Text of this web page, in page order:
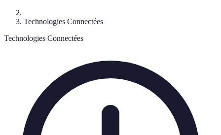
Technologies Connectées
Technologies Connectées